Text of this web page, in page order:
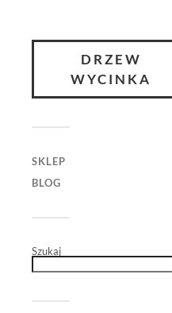
DRZEW
WYCINKA
SKLEP
BLOG
Szukaj